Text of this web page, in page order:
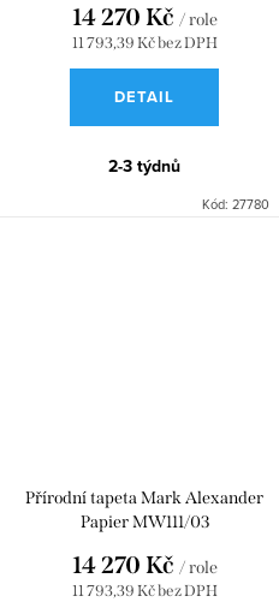
11 793,39 Kč bez DPH
14 270 Kč / role
DETAIL
2-3 týdnů
Kód: 27780
Přírodní tapeta Mark Alexander
Papier MW111/03
11 793,39 Kč bez DPH
14 270 Kč / role